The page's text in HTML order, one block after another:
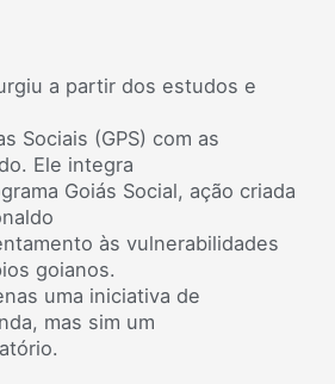
a partir dos estudos e
Sociais (GPS) com as
Ele integra
Goiás Social, ação criada
às vulnerabilidades
goianos.
uma iniciativa de
mas sim um